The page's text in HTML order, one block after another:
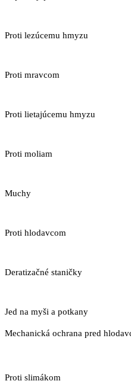
Proti lezúcemu hmyzu
Proti mravcom
Proti lietajúcemu hmyzu
Proti moliam
Muchy
Proti hlodavcom
Deratizačné staničky
Jed na myši a potkany
Mechanická ochrana pred
Proti slimákom